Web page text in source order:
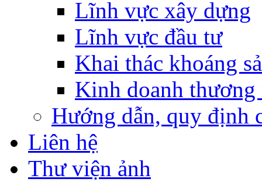
Lĩnh vực xây dựng
Lĩnh vực đầu tư
Khai thác khoáng
Kinh doanh thương
Hướng dẫn, quy định
Liên hệ
Thư viện ảnh